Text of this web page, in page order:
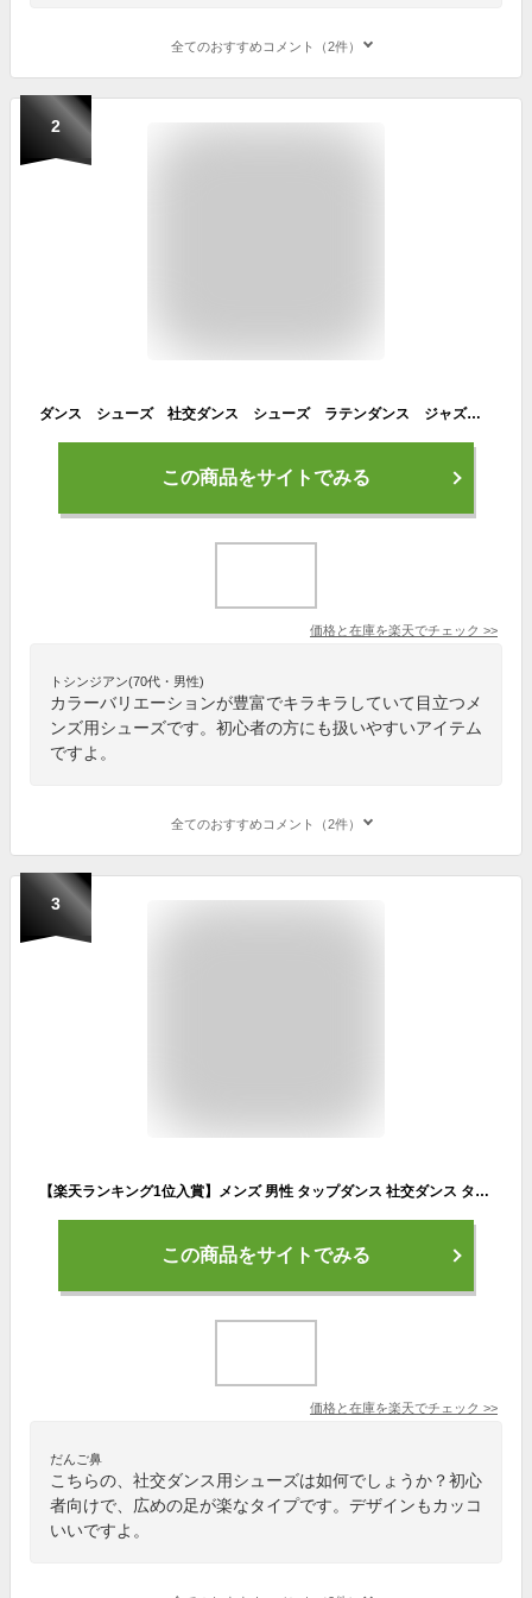
全てのおすすめコメント（2件）
2
ダンス シューズ 社交ダンス シューズ ラテンダンス ジャズシューズ キッズシューズ ハイヒール 子供靴 モダン シューズ 子供から大人 練習用 初心者 上級者 男の子 メンズ
この商品をサイトでみる
価格と在庫を楽天でチェック >>
トシンジアン(70代・男性)
カラーバリエーションが豊富でキラキラしていて目立つメ
ンズ用シューズです。初心者の方にも扱いやすいアイテム
ですよ。
全てのおすすめコメント（2件）
3
【楽天ランキング1位入賞】メンズ 男性 タップダンス 社交ダンス タップシューズ ダンスシューズ 靴 ラテン エナメル 黒 大きい サイズ 運動 スポーツ レザー ウェア フィットネス 服 練習 初心者 用 革(ブラック, 26.5 cm)
この商品をサイトでみる
価格と在庫を楽天でチェック >>
だんご鼻
こちらの、社交ダンス用シューズは如何でしょうか？初心
者向けで、広めの足が楽なタイプです。デザインもカッコ
いいですよ。